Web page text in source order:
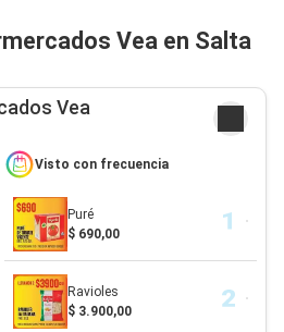
Vea en Salta
Vea
Visto con frecuencia
Puré
$ 690,00
Ravioles
$ 3.900,00